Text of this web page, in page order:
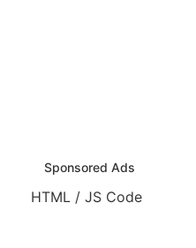
Sponsored Ads
HTML / JS Code